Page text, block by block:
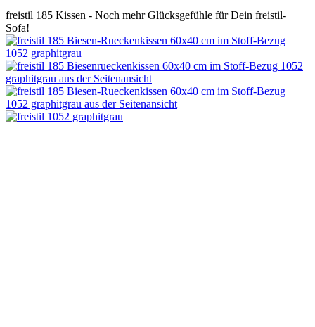
freistil 185 Kissen - Noch mehr Glücksgefühle für Dein freistil-
Sofa!